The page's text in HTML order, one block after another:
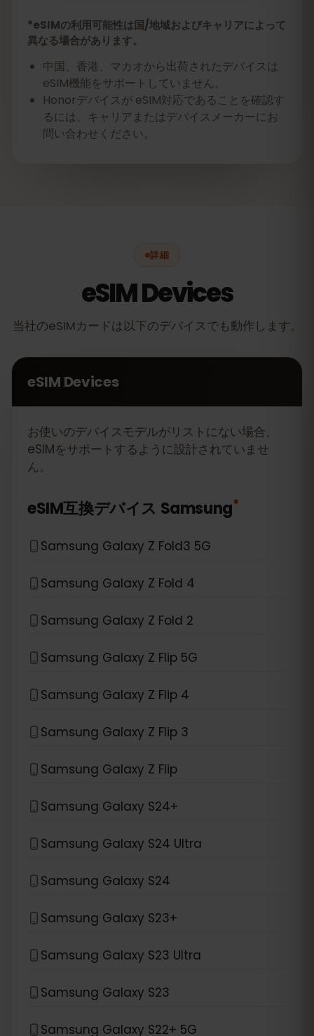
*eSIMの利用可能性は国/地域およびキャリアによって
異なる場合があります。
中国、香港、マカオから出荷されたデバイスは
eSIM機能をサポートしていません。
Honorデバイスが eSIM対応であることを確認す
るには、キャリアまたはデバイスメーカーにお
問い合わせください。
詳細
eSIM Devices
当社のeSIMカードは以下のデバイスでも動作します。
eSIM Devices
お使いのデバイスモデルがリストにない場合、
eSIMをサポートするように設計されていませ
ん。
eSIM互換デバイス Samsung*
Samsung Galaxy Z Fold3 5G
Samsung Galaxy Z Fold 4
Samsung Galaxy Z Fold 2
Samsung Galaxy Z Flip 5G
Samsung Galaxy Z Flip 4
Samsung Galaxy Z Flip 3
Samsung Galaxy Z Flip
Samsung Galaxy S24+
Samsung Galaxy S24 Ultra
Samsung Galaxy S24
Samsung Galaxy S23+
Samsung Galaxy S23 Ultra
Samsung Galaxy S23
Samsung Galaxy S22+ 5G